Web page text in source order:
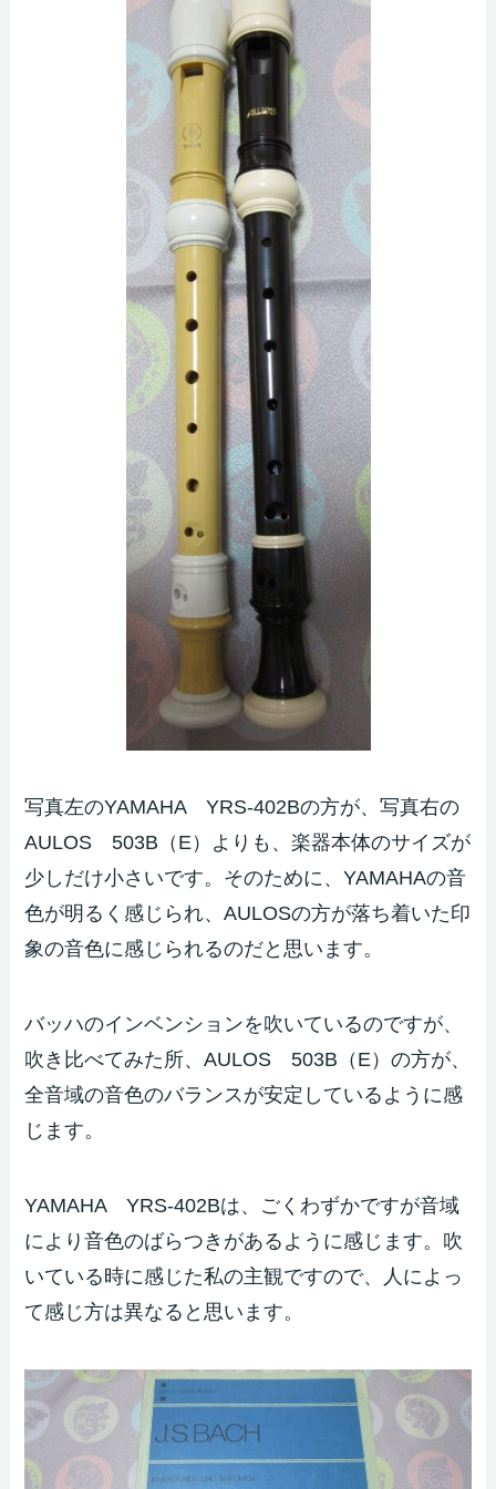
写真左のYAMAHA YRS-402Bの方が、写真右の
AULOS 503B（E）よりも、楽器本体のサイズが
少しだけ小さいです。そのために、YAMAHAの音
色が明るく感じられ、AULOSの方が落ち着いた印
象の音色に感じられるのだと思います。
バッハのインベンションを吹いているのですが、
吹き比べてみた所、AULOS 503B（E）の方が、
全音域の音色のバランスが安定しているように感
じます。
YAMAHA YRS-402Bは、ごくわずかですが音域
により音色のばらつきがあるように感じます。吹
いている時に感じた私の主観ですので、人によっ
て感じ方は異なると思います。